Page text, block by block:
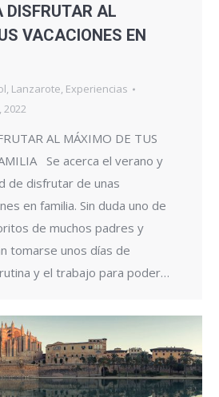
DISFRUTAR AL
VACACIONES EN
, Lanzarote, Experiencias
2022
AL MÁXIMO DE TUS
Se acerca el verano y
de disfrutar de unas
en familia. Sin duda uno de
de muchos padres y
tomarse unos días de
y el trabajo para poder…